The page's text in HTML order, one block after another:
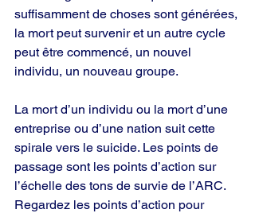
suffisamment de choses sont générées,
la mort peut survenir et un autre cycle
peut être commencé, un nouvel
individu, un nouveau groupe.
La mort d’un individu ou la mort d’une
entreprise ou d’une nation suit cette
spirale vers le suicide. Les points de
passage sont les points d’action sur
l’échelle des tons de survie de l’ARC.
Regardez les points d’action pour